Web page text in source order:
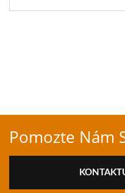
Pomozte Nám